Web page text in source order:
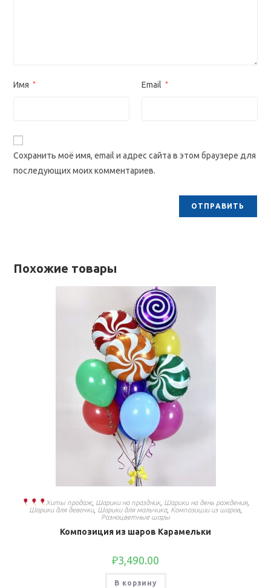
Имя * Email *
Сохранить моё имя, email и адрес сайта в этом браузере для
последующих моих комментариев.
Похожие товары
Хиты продаж, Шарики на праздник, Шарики на день рождения,
Шарики для девочки, Шарики для мальчика, Композиции из шаров,
Разноцветные шары
Композиция из шаров Карамельки
₽3,490.00
В корзину